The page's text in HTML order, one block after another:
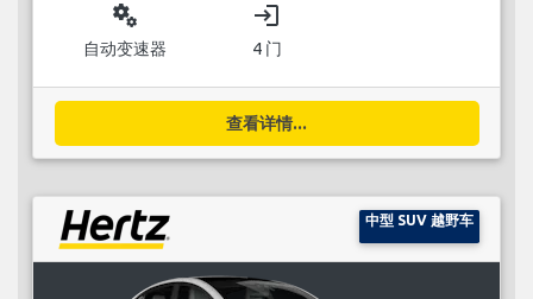
miscellaneous_services
自动变速器
login
4 门
查看详情...
中型 SUV 越野车